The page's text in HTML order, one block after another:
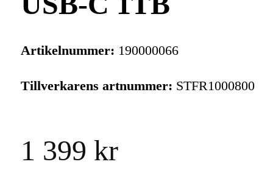
Artikelnummer: 190000066
Tillverkarens artnummer: STFR1000800
1 399 kr